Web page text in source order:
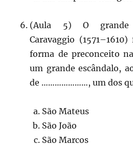
(Aula 5) O grande
Caravaggio
forma de preconceito
um grande escândalo,
de …………………, um dos
São Mateus
São João
São Marcos